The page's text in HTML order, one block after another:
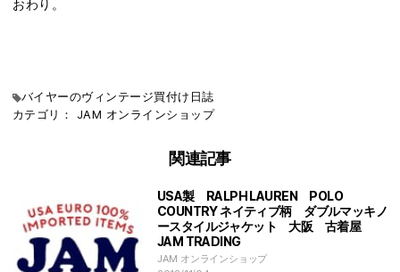
おわり。
バイヤーのヴィンテージ買付け日誌
カテゴリ： JAM オンラインショップ
関連記事
USA製 RALPH LAUREN POLO
COUNTRY ネイティブ柄 ダブルマッキノ
ースタイルジャケット 大阪 古着屋
JAM TRADING
JAM オンラインショップ